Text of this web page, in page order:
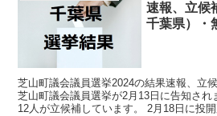
速報、立候
千葉県）・
芝山町議会議員選挙2024の結果速報、立
芝山町議会議員選挙が2月13日に告知され
12人が立候補しています。 2月18日に投